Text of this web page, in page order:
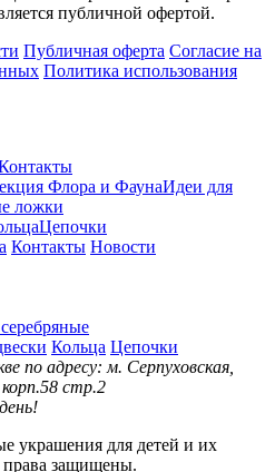
публичной офертой.
Публичная оферта Согласие на
Политика использования
Флора и ФаунаИдеи для
ложки
Цепочки
Контакты Новости
Кольца Цепочки
по адресу: м. Серпуховская,
стр.2
украшения для детей и их
права защищены.